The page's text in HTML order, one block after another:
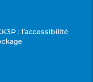
: l’accessibilité